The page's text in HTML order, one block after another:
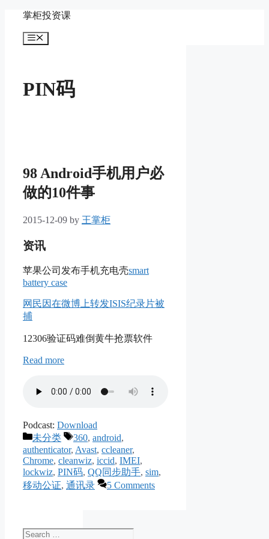
content
掌柜投资课
Menu
PIN码
98 Android手机用户必
做的10件事
2015-12-09 by 王掌柜
资讯
苹果公司发布手机充电壳smart
battery case
网民因在微博上转发ISIS纪录片被
捕
12306验证码难倒黄牛抢票软件
Read more
Podcast: Download
Categories
未分类 Tags
360, android,
authenticator, Avast, ccleaner,
Chrome, cleanwiz, iccid, IMEI,
lockwiz, PIN码, QQ同步助手, sim,
移动公证, 通讯录 5 Comments
Search